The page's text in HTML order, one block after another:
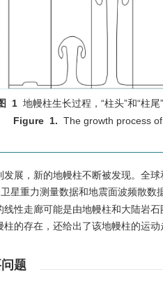
1 地幔柱生长过程，“柱头”和“柱
Figure 1. The growth process
展，新的地幔柱不断被发现。全
星重力测量数据和地震面波频散数
性走廊可能是由地幔柱和大陆岩
的存在，还给出了该地幔柱的运动
题